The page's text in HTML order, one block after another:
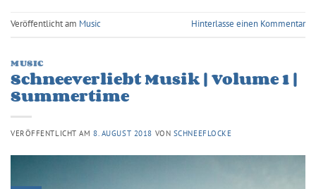
Veröffentlicht am Music Hinterlasse einen Kommentar
MUSIC
Schneeverliebt Musik | Volume 1 |
Summertime
VERÖFFENTLICHT AM8. AUGUST 2018 VON SCHNEEFLOCKE